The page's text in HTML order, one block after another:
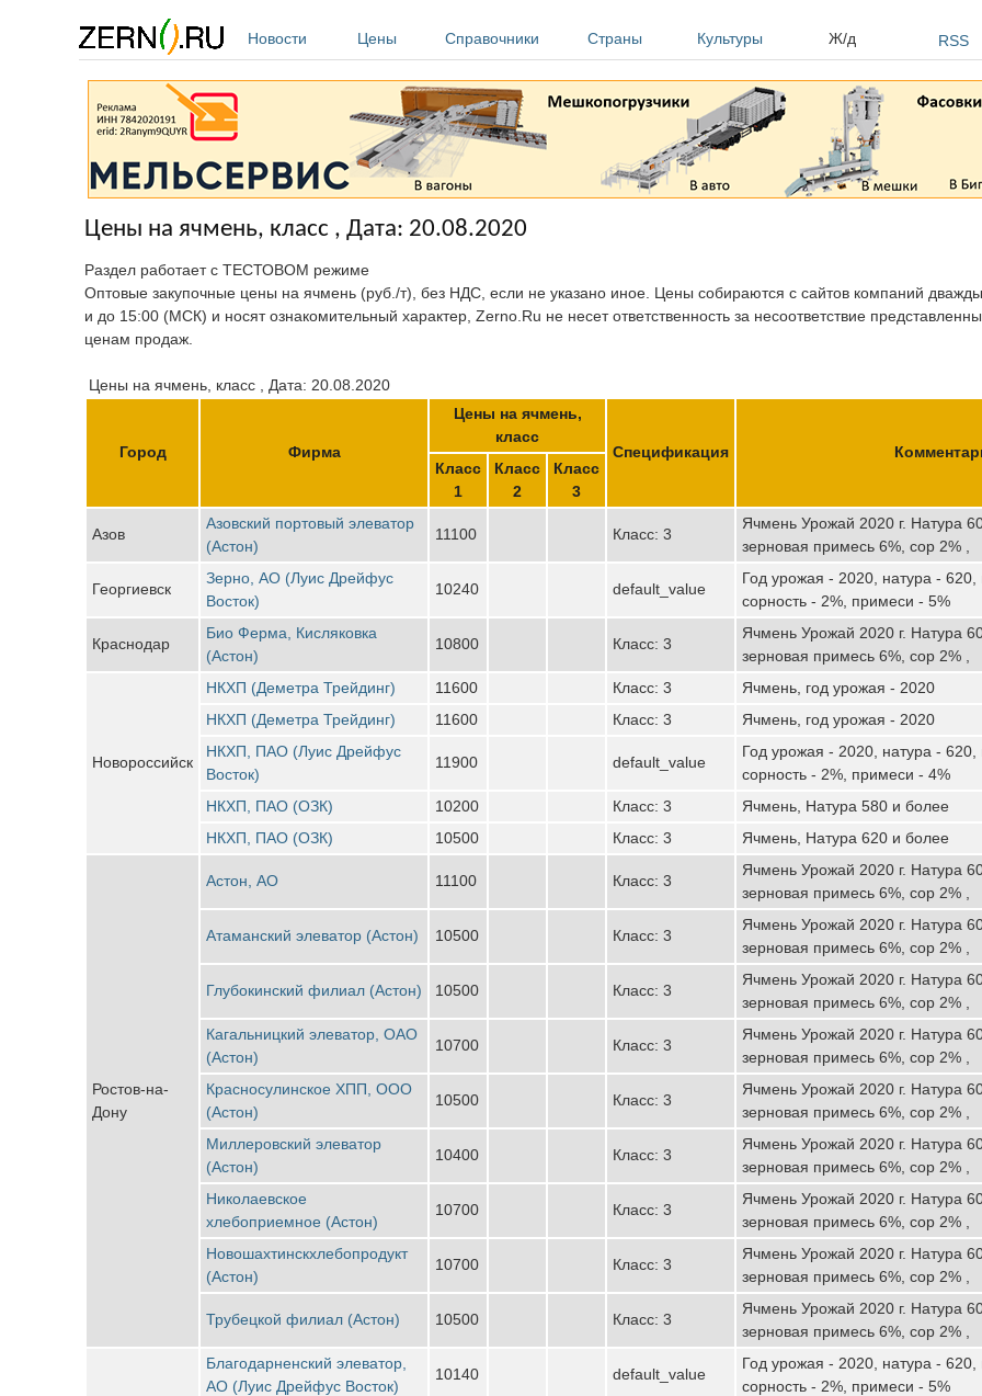
Новости
Цены Справочники Страны Культуры Ж/д RSS
Цены на ячмень, класс , Дата: 20.08.2020
Раздел работает с ТЕСТОВОМ режиме
Оптовые закупочные цены на ячмень (руб./т), без НДС, если не указано иное. Цены собираются с сайтов компаний
и до 15:00 (МСК) и носят ознакомительный характер, Zerno.Ru не несет ответственность за несоответствие
ценам продаж.
Цены на ячмень, класс , Дата: 20.08.2020
Город Фирма
Цены на ячмень,
класс
Спецификация
Класс
1
Класс
2
Класс
3
Азов
Азовский портовый элеватор
(Астон)
11100 Класс: 3
Ячмень Урожай 2020 г. Натура
зерновая примесь 6%, сор 2% ,
Георгиевск
Зерно, АО (Луис Дрейфус
Восток)
10240 default_value
Год урожая - 2020, натура - 620,
сорность - 2%, примеси - 5%
Краснодар
Био Ферма, Кисляковка
(Астон)
10800 Класс: 3
Ячмень Урожай 2020 г. Натура
зерновая примесь 6%, сор 2% ,
Новороссийск
НКХП (Деметра Трейдинг) 11600 Класс: 3
Ячмень, год урожая - 2020
НКХП (Деметра Трейдинг)
11600 Класс: 3
Ячмень, год урожая - 2020
НКХП, ПАО (Луис Дрейфус
Восток)
11900 default_value
Год урожая - 2020, натура - 620,
сорность - 2%, примеси - 4%
НКХП, ПАО (ОЗК)
10200 Класс: 3
Ячмень, Натура 580 и более
НКХП, ПАО (ОЗК)
10500 Класс: 3 Ячмень, Натура 620 и более
Ростов-на-
Дону
Астон, АО 11100 Класс: 3
Ячмень Урожай 2020 г. Натура
зерновая примесь 6%, сор 2% ,
Атаманский элеватор (Астон) 10500 Класс: 3
Ячмень Урожай 2020 г. Натура
зерновая примесь 6%, сор 2% ,
Глубокинский филиал (Астон) 10500 Класс: 3
Ячмень Урожай 2020 г. Натура
зерновая примесь 6%, сор 2% ,
Кагальницкий элеватор, ОАО
(Астон)
10700 Класс: 3
Ячмень Урожай 2020 г. Натура
зерновая примесь 6%, сор 2% ,
Красносулинское ХПП, ООО
(Астон)
10500 Класс: 3
Ячмень Урожай 2020 г. Натура
зерновая примесь 6%, сор 2% ,
Миллеровский элеватор
(Астон)
10400 Класс: 3
Ячмень Урожай 2020 г. Натура
зерновая примесь 6%, сор 2% ,
Николаевское
хлебоприемное (Астон)
10700 Класс: 3
Ячмень Урожай 2020 г. Натура
зерновая примесь 6%, сор 2% ,
Новошахтинскхлебопродукт
(Астон)
10700 Класс: 3
Ячмень Урожай 2020 г. Натура
зерновая примесь 6%, сор 2% ,
Трубецкой филиал (Астон) 10500 Класс: 3
Ячмень Урожай 2020 г. Натура
зерновая примесь 6%, сор 2% ,
Благодарненский элеватор,
АО (Луис Дрейфус Восток)
10140 default_value
Год урожая - 2020, натура - 620,
сорность - 2%, примеси - 5%